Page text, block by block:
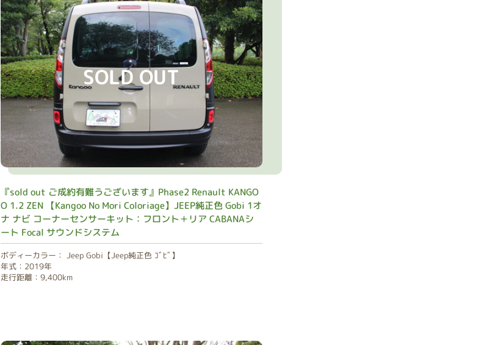
SOLD OUT
『sold out ご成約有難うございます』Phase2 Renault KANGO
O 1.2 ZEN 【Kangoo No Mori Coloriage】JEEP純正色 Gobi 1オ
ナ ナビ コーナーセンサーキット：フロント＋リア CABANAシ
ート Focal サウンドシステム
ボディーカラー： Jeep Gobi【Jeep純正色 ｺﾞﾋﾞ】
年式：2019年
走行距離：9,400km